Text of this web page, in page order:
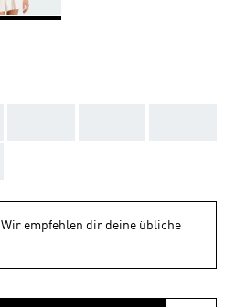
Wir empfehlen dir deine übliche